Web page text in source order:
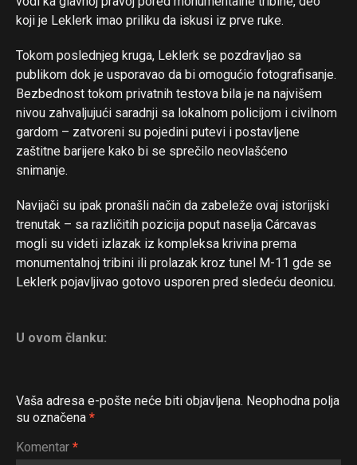
koji je Leklerk imao priliku da iskusi iz prve ruke.
Tokom poslednjeg kruga, Leklerk se pozdravljao sa
publikom dok je usporavao da bi omogućio fotografisanje.
Bezbednost tokom privatnih testova bila je na najvišem
nivou zahvaljujući saradnji sa lokalnom policijom i civilnom
gardom – zatvoreni su pojedini putevi i postavljene
zaštitne barijere kako bi se sprečilo neovlašćeno
snimanje.
Navijači su ipak pronašli način da zabeleže ovaj istorijski
trenutak – sa različitih pozicija poput naselja Cárcavas
mogli su videti izlazak iz kompleksa krivina prema
monumentalnoj tribini ili prolazak kroz tunel M-11 gde se
Leklerk pojavljivao gotovo usporen pred sledeću deonicu.
U ovom članku:
Vaša adresa e-pošte neće biti objavljena. Neophodna polja
su označena *
Komentar *
Email